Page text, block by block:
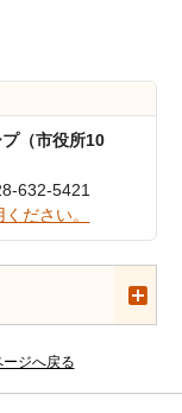
（市役所10
632-5421
ださい。
ージへ戻る